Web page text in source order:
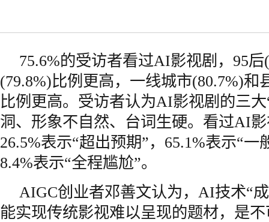
75.6%的受访者看过AI影视剧，95后
(79.8%)比例更高，一线城市(80.7%)和
比例更高。受访者认为AI影视剧的三
洞、形象不自然、台词生硬。看过AI
26.5%表示“超出预期”，65.1%表示“一
8.4%表示“全程尴尬”。
AIGC创业者邓善文认为，AI技术“
能实现传统影视难以呈现的题材，是